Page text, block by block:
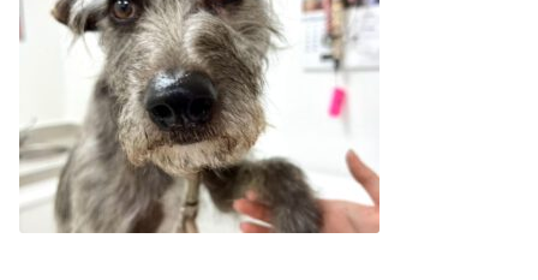
Juli bis Dezember 2025
Januar bis Juni 2025
Spenden 2024